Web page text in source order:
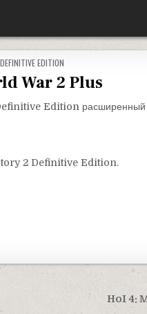
EDITION
War 2 Plus
Edition расширенный
2 Definitive Edition.
HoI 4: